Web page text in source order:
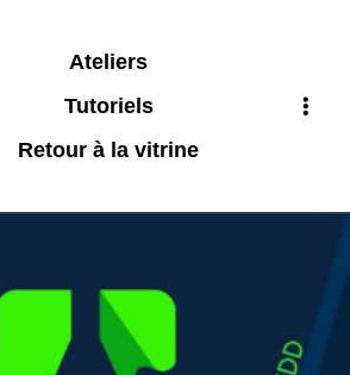
Ateliers
Tutoriels
Retour à la vitrine